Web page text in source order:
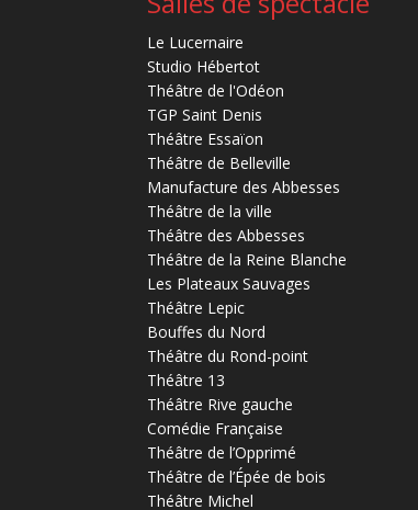
Le Lucernaire
Studio Hébertot
Théâtre de l'Odéon
TGP Saint Denis
Théâtre Essaïon
Théâtre de Belleville
Manufacture des Abbesses
Théâtre de la ville
Théâtre des Abbesses
Théâtre de la Reine Blanche
Les Plateaux Sauvages
Théâtre Lepic
Bouffes du Nord
Théâtre du Rond-point
Théâtre 13
Théâtre Rive gauche
Comédie Française
Théâtre de l’Opprimé
Théâtre de l’Épée de bois
Théâtre Michel